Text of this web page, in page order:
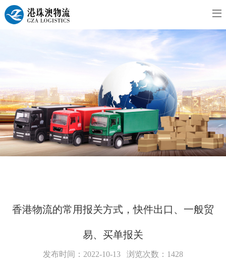
香港物流的常用报关方式，快件出口、一般贸
易、买单报关
发布时间：2022-10-13 浏览次数：1428